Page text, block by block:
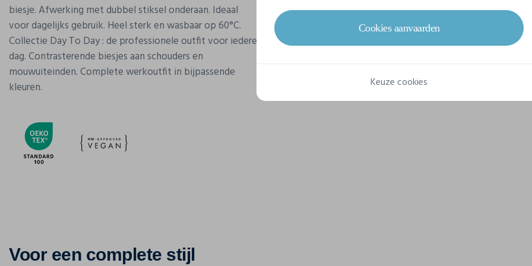
biesje. Afwerking met dubbel stiksel onderaan. Ideaal
voor dagelijks gebruik. Heel sterk en wasbaar op 60°C.
Collectie Day To Day : de professionele outfit voor iedere
dag. Contrasterende biesjes aan schouders en
mouwuiteinden. Complete werkoutfit in bijpassende
kleuren.
Samenstelling
65% Polyester, 35% Katoen
Voor een complete stijl
Cookies aanvaarden
Keuze cookies